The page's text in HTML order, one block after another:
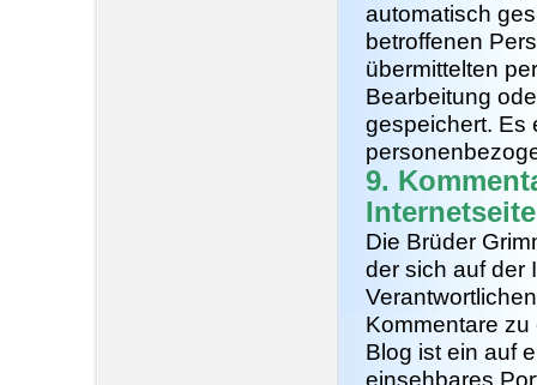
automatisch
betroffenen
übermittelten
Bearbeitung
gespeichert. Es
9.
Internetseite
Die Brüder
der sich auf der
Kommentare
Blog ist ein auf
einsehbares